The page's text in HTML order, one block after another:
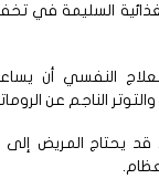
السليمة في
النفسي أن
الناجم عن الروماتيزم.
يحتاج المريض إلى